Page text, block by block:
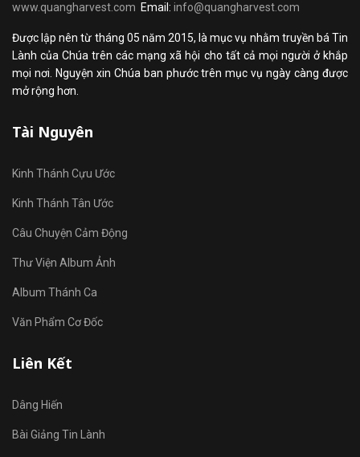
www.quangharvest.com Email: info@quangharvest.com
Được lập nên từ tháng 05 năm 2015, là mục vụ nhằm truyền bá Tin
Lành của Chúa trên các mạng xã hội cho tất cả mọi người ở khắp
mọi nơi. Nguyện xin Chúa ban phước trên mục vụ ngày càng được
mở rộng hơn.
Tài Nguyên
Kinh Thánh Cựu Ước
Kinh Thánh Tân Ước
Câu Chuyện Cảm Động
Thư Viện Album Ảnh
Album Thánh Ca
Văn Phẩm Cơ Đốc
Liên Kết
Dâng Hiến
Bài Giảng Tin Lành